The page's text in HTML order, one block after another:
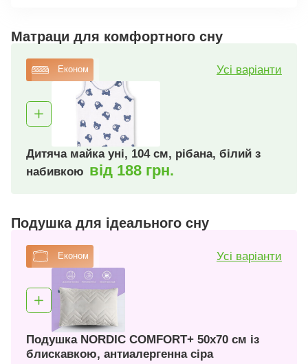
Матраци для комфортного сну
Економ Усі варіанти
Дитяча майка уні, 104 см, рібана, білий з
набивкою від 188 грн.
Подушка для ідеального сну
Економ Усі варіанти
Подушка NORDIC COMFORT+ 50х70 см із
блискавкою, антиалергенна сіра